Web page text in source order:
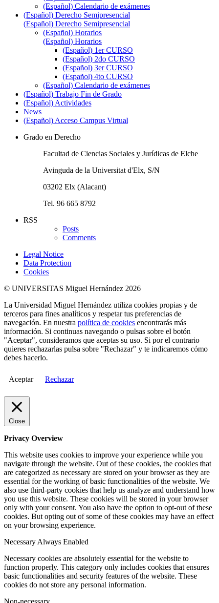
(Español) Calendario de exámenes
(Español) Derecho Semipresencial
(Español) Derecho Semipresencial
(Español) Horarios
(Español) Horarios
(Español) 1er CURSO
(Español) 2do CURSO
(Español) 3er CURSO
(Español) 4to CURSO
(Español) Calendario de exámenes
(Español) Trabajo Fin de Grado
(Español) Actividades
News
(Español) Acceso Campus Virtual
Grado en Derecho
Facultad de Ciencias Sociales y Jurídicas de Elche
Avinguda de la Universitat d'Elx, S/N
03202 Elx (Alacant)
Tel. 96 665 8792
RSS
Posts
Comments
Legal Notice
Data Protection
Cookies
© UNIVERSITAS Miguel Hernández 2026
La Universidad Miguel Hernández utiliza cookies propias y de
terceros para fines analíticos y respetar tus preferencias de
navegación. En nuestra política de cookies encontrarás más
información. Si continuas navegando o pulsas sobre el botón
"Aceptar", consideramos que aceptas su uso. Si por el contrario
quieres rechazarlas pulsa sobre "Rechazar" y te indicaremos cómo
debes hacerlo.
Aceptar Rechazar
Close
Privacy Overview
This website uses cookies to improve your experience while you
navigate through the website. Out of these cookies, the cookies that
are categorized as necessary are stored on your browser as they are
essential for the working of basic functionalities of the website. We
also use third-party cookies that help us analyze and understand how
you use this website. These cookies will be stored in your browser
only with your consent. You also have the option to opt-out of these
cookies. But opting out of some of these cookies may have an effect
on your browsing experience.
Necessary Always Enabled
Necessary cookies are absolutely essential for the website to
function properly. This category only includes cookies that ensures
basic functionalities and security features of the website. These
cookies do not store any personal information.
Non-necessary